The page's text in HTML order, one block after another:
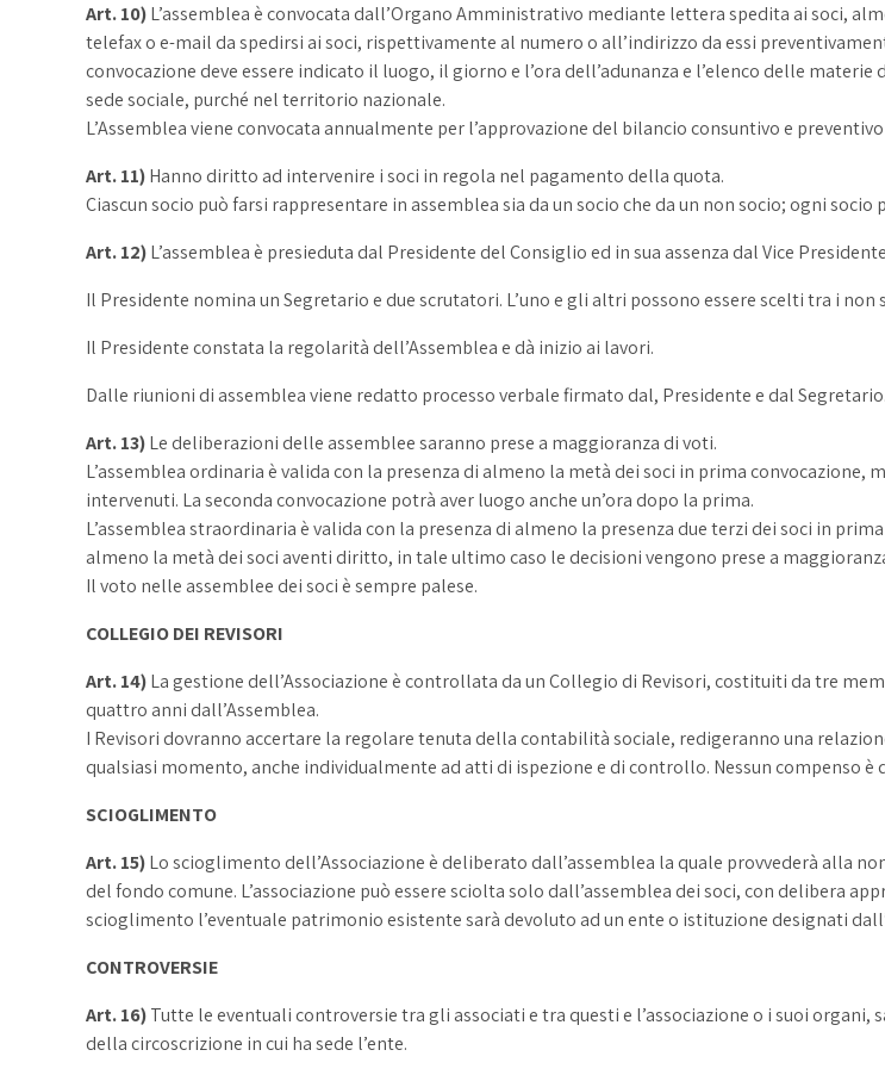
Art. 10)L’assemblea è convocata dall’Organo Amministrativo mediante lettera spedita ai soci,
telefax o e-mail da spedirsi ai soci, rispettivamente al numero o all’indirizzo da essi
convocazione deve essere indicato il luogo, il giorno e l’ora dell’adunanza e l’elenco delle
sede sociale, purché nel territorio nazionale.
L’Assemblea viene convocata annualmente per l’approvazione del bilancio consuntivo e
Art. 11)Hanno diritto ad intervenire i soci in regola nel pagamento della quota.
Ciascun socio può farsi rappresentare in assemblea sia da un socio che da un non socio; ogni
Art. 12)L’assemblea è presieduta dal Presidente del Consiglio ed in sua assenza dal Vice
Il Presidente nomina un Segretario e due scrutatori. L’uno e gli altri possono essere scelti tra i non
Il Presidente constata la regolarità dell’Assemblea e dà inizio ai lavori.
Dalle riunioni di assemblea viene redatto processo verbale firmato dal, Presidente e dal Segretario.
Art. 13)Le deliberazioni delle assemblee saranno prese a maggioranza di voti.
L’assemblea ordinaria è valida con la presenza di almeno la metà dei soci in prima
intervenuti. La seconda convocazione potrà aver luogo anche un’ora dopo la prima.
L’assemblea straordinaria è valida con la presenza di almeno la presenza due terzi dei soci in
almeno la metà dei soci aventi diritto, in tale ultimo caso le decisioni vengono prese a
Il voto nelle assemblee dei soci è sempre palese.
COLLEGIO DEI REVISORI
Art. 14)La gestione dell’Associazione è controllata da un Collegio di Revisori, costituiti da tre
quattro anni dall’Assemblea.
I Revisori dovranno accertare la regolare tenuta della contabilità sociale, redigeranno una
qualsiasi momento, anche individualmente ad atti di ispezione e di controllo. Nessun compenso è
SCIOGLIMENTO
Art. 15)Lo scioglimento dell’Associazione è deliberato dall’assemblea la quale provvederà alla
del fondo comune. L’associazione può essere sciolta solo dall’assemblea dei soci, con delibera
scioglimento l’eventuale patrimonio esistente sarà devoluto ad un ente o istituzione designati
CONTROVERSIE
Art. 16)Tutte le eventuali controversie tra gli associati e tra questi e l’associazione o i suoi
della circoscrizione in cui ha sede l’ente.